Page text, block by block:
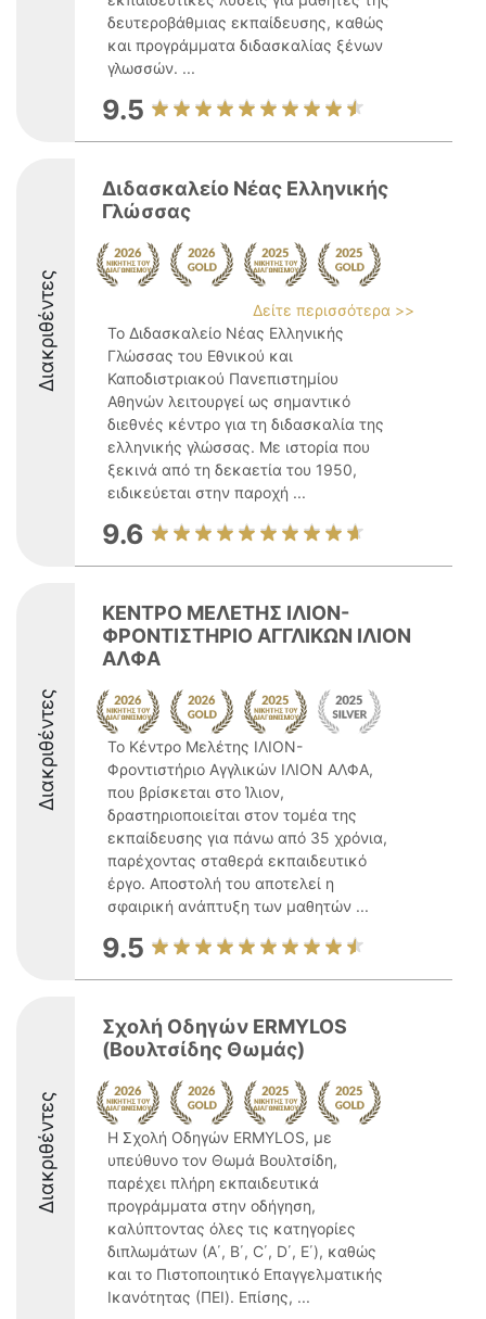
δευτεροβάθμιας εκπαίδευσης, καθώς
και προγράμματα διδασκαλίας ξένων
γλωσσών. ...
9.5
Διακριθέντες
Διδασκαλείο Νέας Ελληνικής
Γλώσσας
Δείτε περισσότερα >>
Το Διδασκαλείο Νέας Ελληνικής
Γλώσσας του Εθνικού και
Καποδιστριακού Πανεπιστημίου
Αθηνών λειτουργεί ως σημαντικό
διεθνές κέντρο για τη διδασκαλία της
ελληνικής γλώσσας. Με ιστορία που
ξεκινά από τη δεκαετία του 1950,
ειδικεύεται στην παροχή ...
9.6
Διακριθέντες
ΚΕΝΤΡΟ ΜΕΛΕΤΗΣ ΙΛΙΟΝ-
ΦΡΟΝΤΙΣΤΗΡΙΟ ΑΓΓΛΙΚΩΝ ΙΛΙΟΝ
ΑΛΦΑ
Το Κέντρο Μελέτης ΙΛΙΟΝ-
Φροντιστήριο Αγγλικών ΙΛΙΟΝ ΑΛΦΑ,
που βρίσκεται στο Ίλιον,
δραστηριοποιείται στον τομέα της
εκπαίδευσης για πάνω από 35 χρόνια,
παρέχοντας σταθερά εκπαιδευτικό
έργο. Αποστολή του αποτελεί η
σφαιρική ανάπτυξη των μαθητών ...
9.5
Διακριθέντες
Σχολή Οδηγών ERMYLOS
(Βουλτσίδης Θωμάς)
Η Σχολή Οδηγών ERMYLOS, με
υπεύθυνο τον Θωμά Βουλτσίδη,
παρέχει πλήρη εκπαιδευτικά
προγράμματα στην οδήγηση,
καλύπτοντας όλες τις κατηγορίες
διπλωμάτων (Α΄, Β΄, C΄, D΄, Ε΄), καθώς
και το Πιστοποιητικό Επαγγελματικής
Ικανότητας (ΠΕΙ). Επίσης, ...